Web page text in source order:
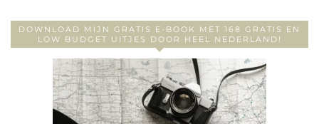
DOWNLOAD MIJN GRATIS E-BOOK MET 168 GRATIS EN
LOW BUDGET UITJES DOOR HEEL NEDERLAND!